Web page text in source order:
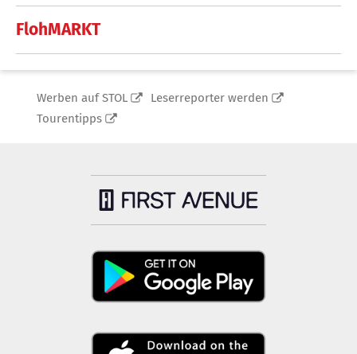
FlohMARKT
Werben auf STOL
Leserreporter werden
Tourentipps